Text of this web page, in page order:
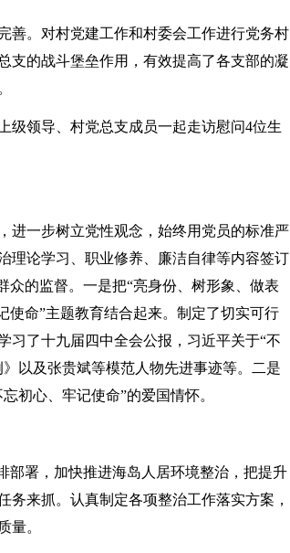
善。对村党建工作和村委会工作进行党务村
支的战斗堡垒作用，有效提高了各支部的凝
级领导、村党总支成员一起走访慰问4位生
进一步树立党性观念，始终用党员的标准严
理论学习、职业修养、廉洁自律等内容签订
众的监督。一是把“亮身份、树形象、做表
使命”主题教育结合起来。制定了切实可行
习了十九届四中全会公报，习近平关于“不
以及张贵斌等模范人物先进事迹等。二是
初心、牢记使命”的爱国情怀。
部署，加快推进海岛人居环境整治，把提升
来抓。认真制定各项整治工作落实方案，
量。